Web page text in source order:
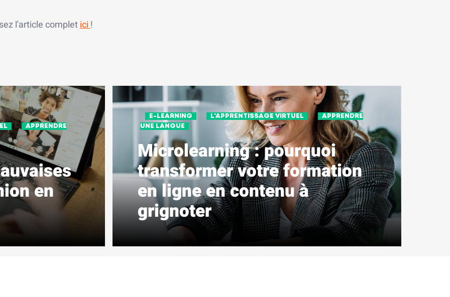
l'article completici!
APPRENDRE
en
E-LEARNING L'APPRENTISSAGE VIRTUEL
APPRENDRE
UNE LANGUE
Microlearning : pourquoi
transformer votre formation
en ligne en contenu à
grignoter